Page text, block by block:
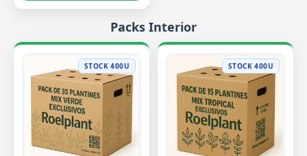
Packs Interior
STOCK 400U STOCK 400U